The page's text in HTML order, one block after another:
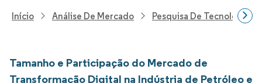
Início Análise De Mercado Pesquisa De Tecnologia,
Tamanho e Participação do Mercado de
Transformação Digital na Indústria de Petróleo e